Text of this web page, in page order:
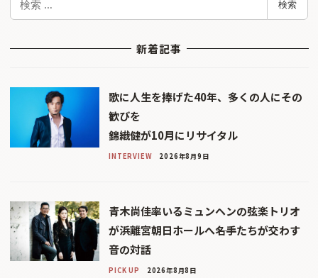
検索
新着記事
歌に人生を捧げた40年、多くの人にその
歓びを
錦織健が10月にリサイタル
INTERVIEW 2026年8月9日
青木尚佳率いるミュンヘンの弦楽トリオ
が浜離宮朝日ホールへ――名手たちが交わす
音の対話
PICK UP 2026年8月8日